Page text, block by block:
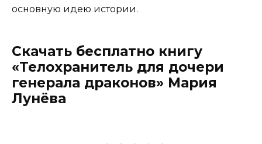
основную идею истории.
Скачать бесплатно книгу
«Телохранитель для дочери
генерала драконов» Мария
Лунёва